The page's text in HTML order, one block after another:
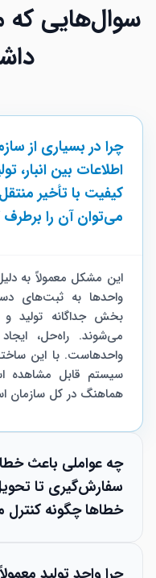
سوال‌هایی
چرا در بسیاری از
اطلاعات بین انبار،
کیفیت با تأخیر
می‌توان آن را برطرف
این مشکل معمولاً به
واحدها به ثبت‌های
بخش جداگانه تولید و
می‌شوند. راه‌حل،
واحدهاست. با این
سیستم قابل مشاهده
هماهنگ در کل سازمان
چه عواملی باعث خطا
سفارش‌گیری تا
خطاها چگونه
نبود اتصال بین